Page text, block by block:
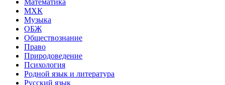
МХК
Музыка
ОБЖ
Обществознание
Право
Природоведение
Психология
Родной язык и литература
Русский язык